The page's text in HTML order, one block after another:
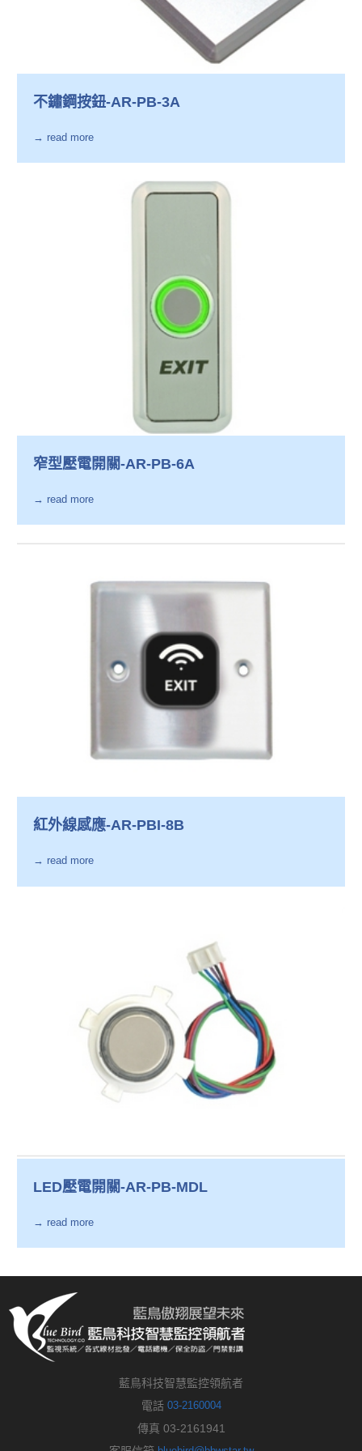
不鏽鋼按鈕-AR-PB-3A
→ read more
窄型壓電開關-AR-PB-6A
→ read more
紅外線感應-AR-PBI-8B
→ read more
LED壓電開關-AR-PB-MDL
→ read more
藍鳥科技智慧監控領航者
電話 03-2160004
傳真 03-2161941